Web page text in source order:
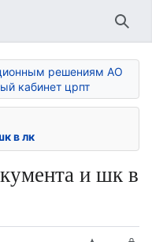
решениям АО
кабинет црпт
в лк
и шк в